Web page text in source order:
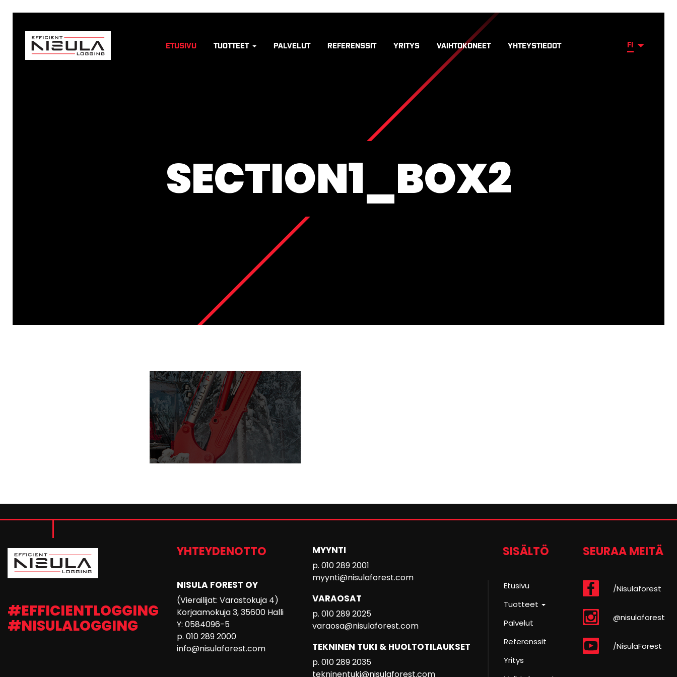
ETUSIVU TUOTTEET PALVELUT REFERENSSIT YRITYS VAIHTOKONEET YHTEYSTIEDOT FI
SECTION1_BOX2
#EFFICIENTLOGGING
#NISULALOGGING
YHTEYDENOTTO
NISULA FOREST OY
(Vierailijat: Varastokuja 4)
Korjaamokuja 3, 35600 Halli
Y: 0584096-5
p. 010 289 2000
info@nisulaforest.com
MYYNTI
p. 010 289 2001
myynti@nisulaforest.com
VARAOSAT
p. 010 289 2025
varaosa@nisulaforest.com
TEKNINEN TUKI & HUOLTOTILAUKSET
p. 010 289 2035
tekninentuki@nisulaforest.com
SISÄLTÖ
Etusivu
Tuotteet
Palvelut
Referenssit
Yritys
SEURAA MEITÄ
/Nisulaforest
@nisulaforest
/NisulaForest